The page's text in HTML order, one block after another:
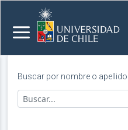
Buscar por nombre o apellido